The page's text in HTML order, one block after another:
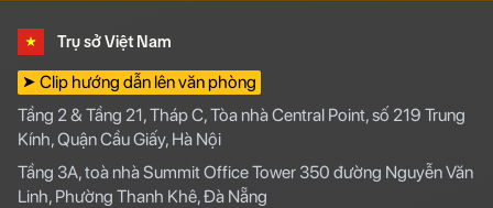
Trụ sở Việt Nam
➤ Clip hướng dẫn lên văn phòng
Tầng 2 & Tầng 21, Tháp C, Tòa nhà Central Point, số 219 Trung
Kính, Quận Cầu Giấy, Hà Nội
Tầng 3A, toà nhà Summit Office Tower 350 đường Nguyễn Văn
Linh, Phường Thanh Khê, Đà Nẵng